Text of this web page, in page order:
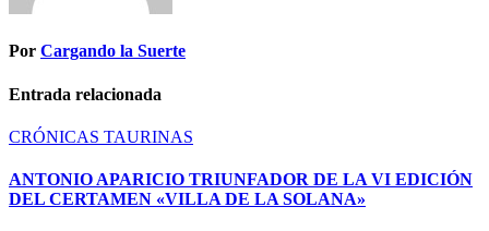
Por Cargando la Suerte
Entrada relacionada
CRÓNICAS TAURINAS
ANTONIO APARICIO TRIUNFADOR DE LA VI EDICIÓN
DEL CERTAMEN «VILLA DE LA SOLANA»